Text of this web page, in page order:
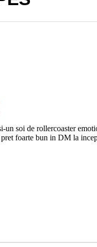
un soi de rollercoaster
pret foarte bun in DM la